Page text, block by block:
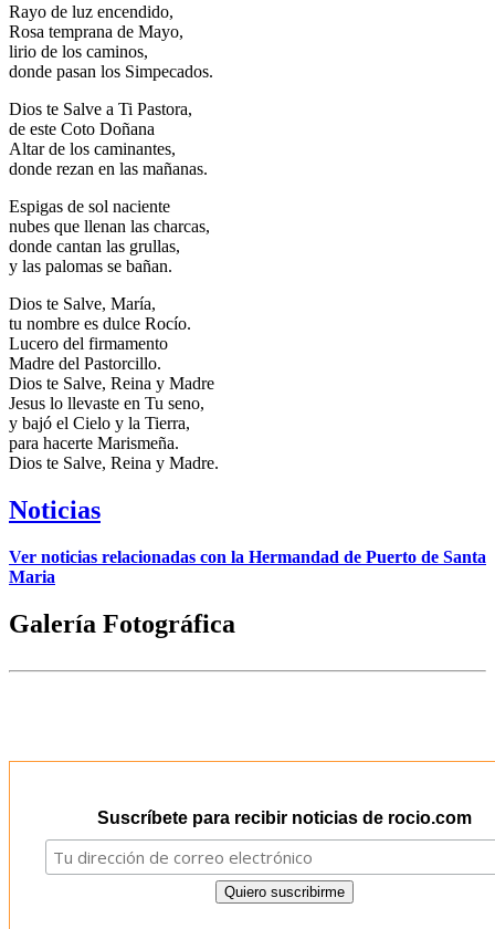
Rayo de luz encendido,
Rosa temprana de Mayo,
lirio de los caminos,
donde pasan los Simpecados.
Dios te Salve a Ti Pastora,
de este Coto Doñana
Altar de los caminantes,
donde rezan en las mañanas.
Espigas de sol naciente
nubes que llenan las charcas,
donde cantan las grullas,
y las palomas se bañan.
Dios te Salve, María,
tu nombre es dulce Rocío.
Lucero del firmamento
Madre del Pastorcillo.
Dios te Salve, Reina y Madre
Jesus lo llevaste en Tu seno,
y bajó el Cielo y la Tierra,
para hacerte Marismeña.
Dios te Salve, Reina y Madre.
Noticias
Ver noticias relacionadas con la Hermandad de Puerto de Santa
Maria
Galería Fotográfica
Suscríbete para recibir noticias de rocio.com